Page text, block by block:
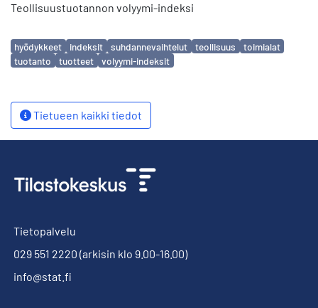
Teollisuustuotannon volyymi-indeksi
Avainsanat
hyödykkeet indeksit suhdannevaihtelut teollisuus
toimialat
tuotanto
tuotteet volyymi-indeksit
Tietueen kaikki tiedot
Tietopalvelu
029 551 2220 (arkisin klo 9.00-16.00)
info@stat.fi